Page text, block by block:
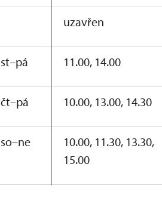
uzavřen
st–pá 11.00, 14.00
čt–pá 10.00, 13.00, 14.30
so–ne
10.00, 11.30, 13.30,
15.00